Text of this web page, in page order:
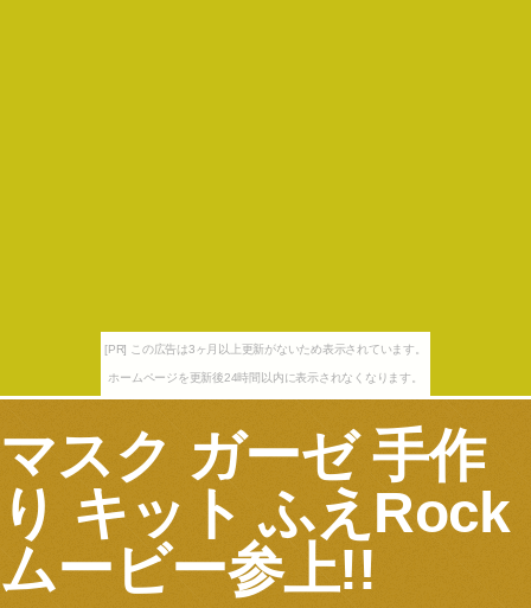
[PR] この広告は3ヶ月以上更新がないため表示されています。
ホームページを更新後24時間以内に表示されなくなります。
マスク ガーゼ 手作
り キット ふえRock
ムービー参上!!